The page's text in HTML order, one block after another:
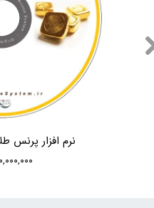
نرم افزار پرنس
۷۰,۰۰۰,۰۰۰